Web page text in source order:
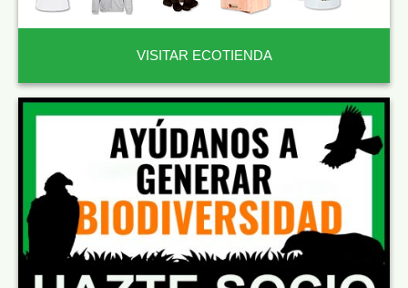
VISITAR ECOTIENDA